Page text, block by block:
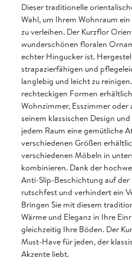
Dieser traditionelle
Wahl, um Ihrem Wohnraum
zu verleihen. Der Kurzflor
wunderschönen floralen
echter Hingucker ist.
strapazierfähigen und
langlebig und leicht zu
rechteckigen Formen
Wohnzimmer, Esszimmer
seinem klassischen Design
jedem Raum eine gemütliche
verschiedenen Größen
verschiedenen Möbeln in
kombinieren. Dank der
Anti-Slip-Beschichtung auf der
rutschfest und verhindert ein
Bringen Sie mit diesem
Wärme und Eleganz in Ihre
gleichzeitig Ihre Böden. Der
Must-Have für jeden, der
Akzente liebt.